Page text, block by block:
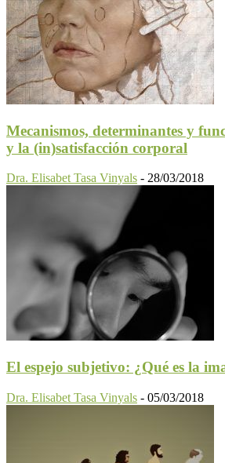
Mecanismos, determinantes y
y la (in)satisfacción corporal
Dra. Elisabet Tasa Vinyals - 28/03/2018
El espejo subjetivo: ¿Qué es la
Dra. Elisabet Tasa Vinyals - 05/03/2018